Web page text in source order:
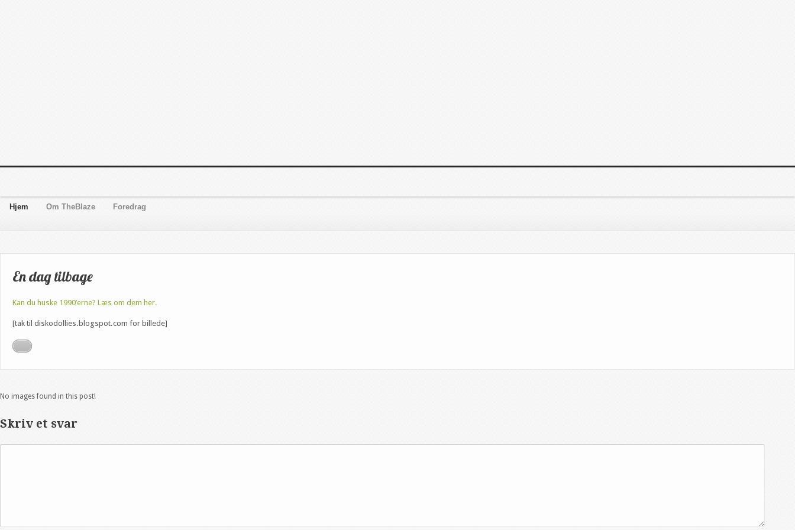
Hjem Om TheBlaze Foredrag
En dag tilbage
Kan du huske 1990’erne? Læs om dem her.
[tak til diskodollies.blogspot.com for billede]
No images found in this post!
Skriv et svar